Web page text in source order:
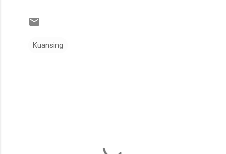
Kuansing